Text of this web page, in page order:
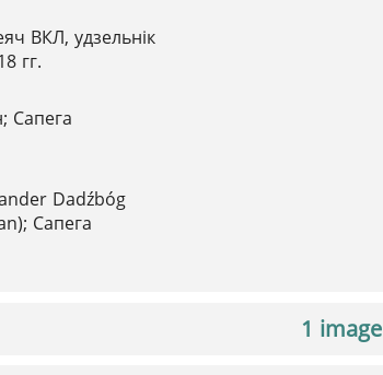
ВКЛ, удзельнік
гг.
Сапега
Dadźbóg
Сапега
1 image